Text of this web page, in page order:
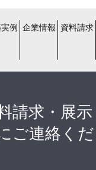
例 企業情報 資料請求
請求・展示
ご連絡くだ